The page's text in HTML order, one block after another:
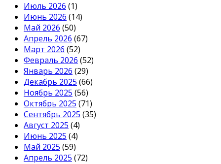
Июль 2026 (1)
Июнь 2026 (14)
Май 2026 (50)
Апрель 2026 (67)
Март 2026 (52)
Февраль 2026 (52)
Январь 2026 (29)
Декабрь 2025 (66)
Ноябрь 2025 (56)
Октябрь 2025 (71)
Сентябрь 2025 (35)
Август 2025 (4)
Июнь 2025 (4)
Май 2025 (59)
Апрель 2025 (72)